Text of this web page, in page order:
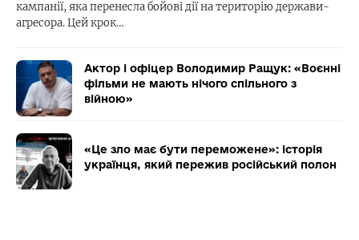
кампанії, яка перенесла бойові дії на територію держави-
агресора. Цей крок…
Актор і офіцер Володимир Ращук: «Воєнні
фільми не мають нічого спільного з
війною»
«Це зло має бути переможене»: історія
українця, який пережив російський полон